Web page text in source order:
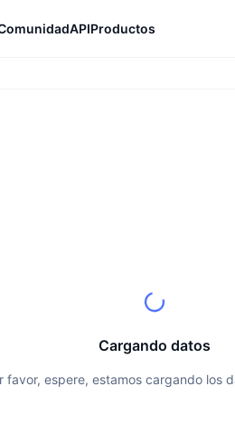
APIProductos
Cargando datos
favor, espere, estamos cargando los